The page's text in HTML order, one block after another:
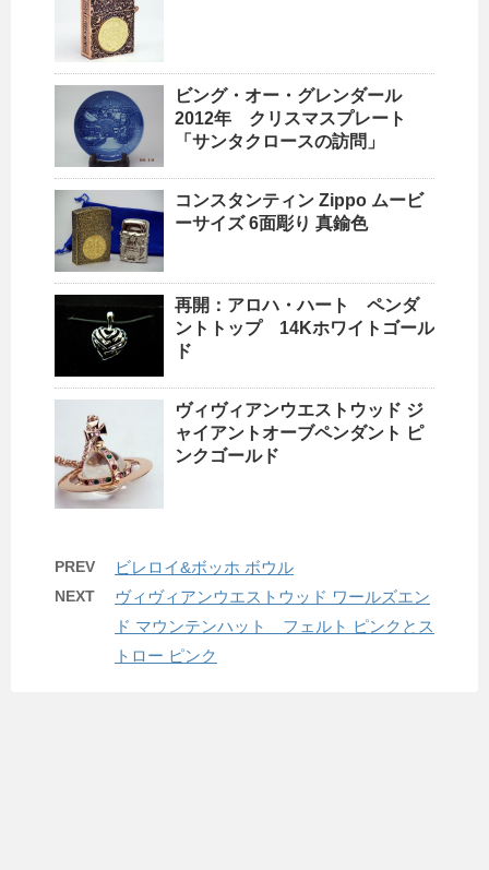
ビング・オー・グレンダール
2012年 クリスマスプレート
「サンタクロースの訪問」
コンスタンティン Zippo ムービ
ーサイズ 6面彫り 真鍮色
再開：アロハ・ハート ペンダ
ントトップ 14Kホワイトゴール
ド
ヴィヴィアンウエストウッド ジ
ャイアントオーブペンダント ピ
ンクゴールド
PREV ビレロイ&ボッホ ボウル
NEXT
ヴィヴィアンウエストウッド ワールズエン
ド マウンテンハット フェルト ピンクとス
トロー ピンク